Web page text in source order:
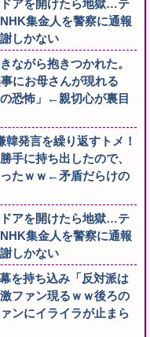
ドアを開けたら地獄…テ
集金人を警察に通報
しかない
ながら抱きつかれた。
にお母さんが現れる
恐怖」←親切心が裏目
発言を繰り返すトメ！
手に持ち出したので、
たｗｗ←矛盾だらけの
ドアを開けたら地獄…テ
集金人を警察に通報
しかない
を持ち込み「反対派は
ファン現るｗｗ後ろの
ンにイライラが止まら